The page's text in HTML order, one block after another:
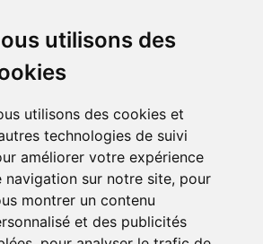
utilisons des
utilisons des cookies et
technologies de suivi
améliorer votre expérience
navigation sur notre site, pour
montrer un contenu
et des publicités
Livraisons
65 avis